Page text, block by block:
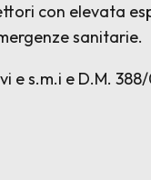
con elevata
sanitarie.
e s.m.i e D.M. 388/